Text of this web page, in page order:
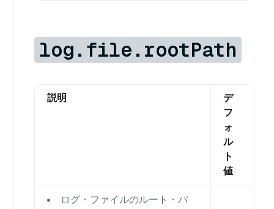
log.file.rootPath
説明
デ
フ
ォ
ル
ト
値
ログ・ファイルのルート・パ